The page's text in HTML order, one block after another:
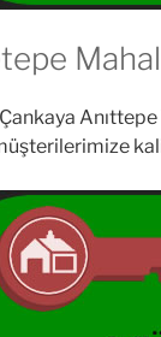
Anıttepe